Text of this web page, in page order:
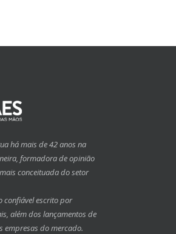
há mais de 42 anos na
formadora de opinião
conceituada do setor
confiável escrito por
além dos lançamentos de
empresas do mercado.